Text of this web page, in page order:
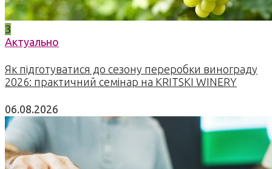
3
Актуально
Як підготуватися до сезону переробки винограду
2026: практичний семінар на KRITSKI WINERY
06.08.2026